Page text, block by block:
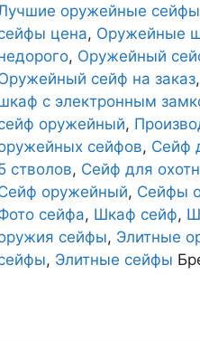
оружейные сейфы
цена, Оружейные
, Оружейный
сейф на заказ,
с электронным
оружейный,
сейфов, Сейф
стволов, Сейф для
оружейный, Сейфы
сейфа, Шкаф сейф,
сейфы, Элитные
, Элитные сейфы